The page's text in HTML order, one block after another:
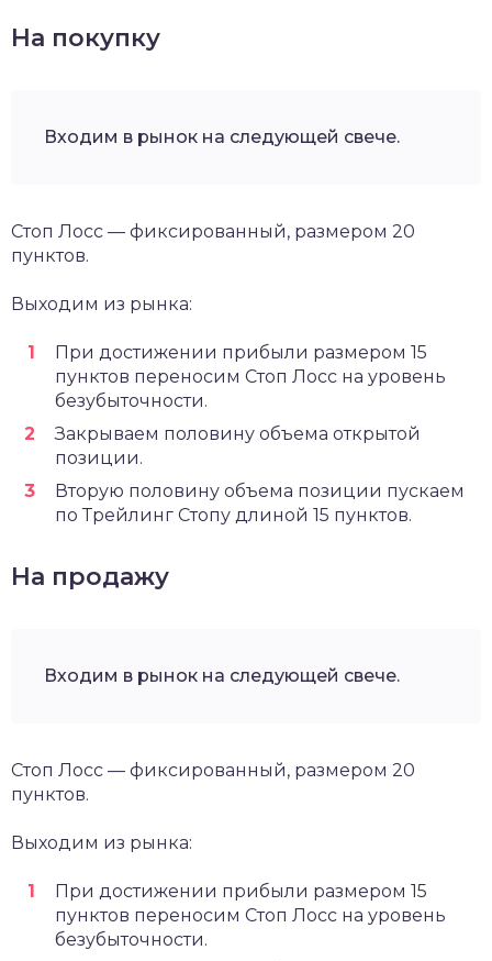
На покупку
Входим в рынок на следующей свече.
Стоп Лосс — фиксированный, размером 20
пунктов.
Выходим из рынка:
При достижении прибыли размером 15
пунктов переносим Стоп Лосс на уровень
безубыточности.
Закрываем половину объема открытой
позиции.
Вторую половину объема позиции пускаем
по Трейлинг Стопу длиной 15 пунктов.
На продажу
Входим в рынок на следующей свече.
Стоп Лосс — фиксированный, размером 20
пунктов.
Выходим из рынка:
При достижении прибыли размером 15
пунктов переносим Стоп Лосс на уровень
безубыточности.